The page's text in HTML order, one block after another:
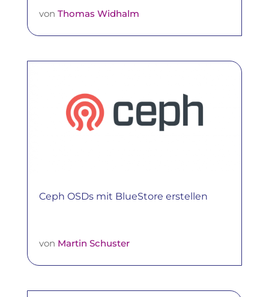
von Thomas Widhalm
Ceph OSDs mit BlueStore erstellen
von Martin Schuster